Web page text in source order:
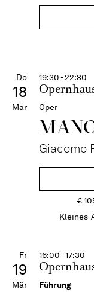
Do
18
Mär
19:30 - 22:30
Oper
Giacomo
€
Kleines-
Fr
19
Mär
16:00 - 17:30
Führung